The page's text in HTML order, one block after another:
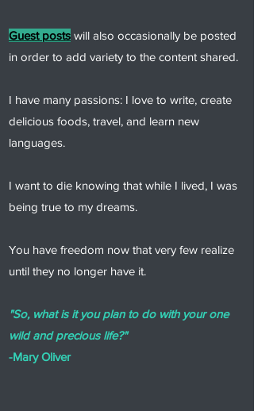
Guest posts will also occasionally be posted
in order to add variety to the content shared.
I have many passions: I love to write, create
delicious foods, travel, and learn new
languages.
I want to die knowing that while I lived, I was
being true to my dreams.
You have freedom now that very few realize
until they no longer have it.
"So, what is it you plan to do with your one
wild and precious life?"
-Mary Oliver